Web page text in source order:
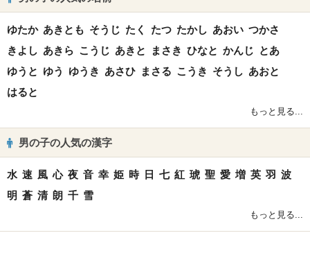
ゆたか あきとも そうじ たく たつ たかし あおい つかさ
きよし あきら こうじ あきと まさき ひなと かんじ とあ
ゆうと ゆう ゆうき あさひ まさる こうき そうし あおと
はると
もっと見る...
男の子の人気の漢字
水 速 風 心 夜 音 幸 姫 時 日 七 紅 琥 聖 愛 増 英 羽 波
明 蒼 清 朗 千 雪
もっと見る...